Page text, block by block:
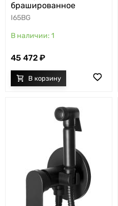
брашированное
I65BG
1
45 472